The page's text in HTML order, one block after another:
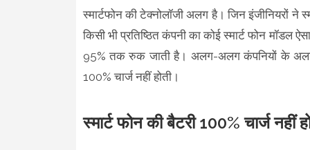
स्मार्टफोन की टेक्नोलॉजी अलग है। जिन इंजीनियरों ने
किसी भी प्रतिष्ठित कंपनी का कोई स्मार्ट फोन मॉडल
95% तक रुक जाती है। अलग-अलग कंपनियों के अलग-
100% चार्ज नहीं होती।
स्मार्ट फोन की बैटरी 100% चार्ज नहीं